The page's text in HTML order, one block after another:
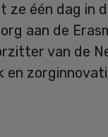
ze één dag in
aan de
van de